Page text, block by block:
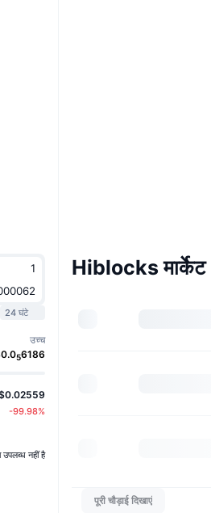
24 घंटे
उच्च
0.056186
-99.98%
नहीं है
Hiblocks मार्केट
पूरी चौड़ाई दिखाएं